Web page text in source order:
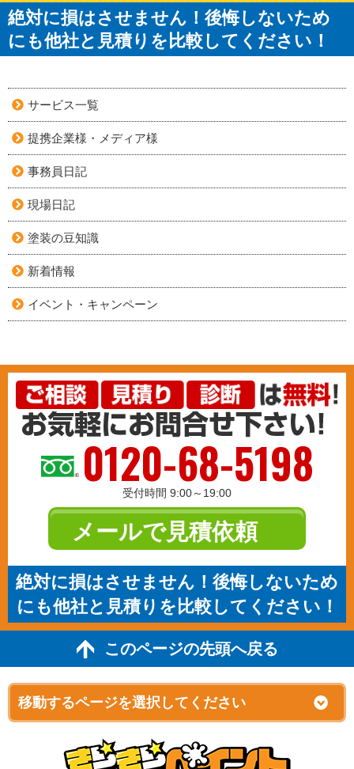
絶対に損はさせません！後悔しないため
にも他社と見積りを比較してください！
サービス一覧
提携企業様・メディア様
事務員日記
現場日記
塗装の豆知識
新着情報
イベント・キャンペーン
0120-68-5198
受付時間 9:00～19:00
メールで見積依頼
絶対に損はさせません！後悔しないため
にも他社と見積りを比較してください！
このページの先頭へ戻る